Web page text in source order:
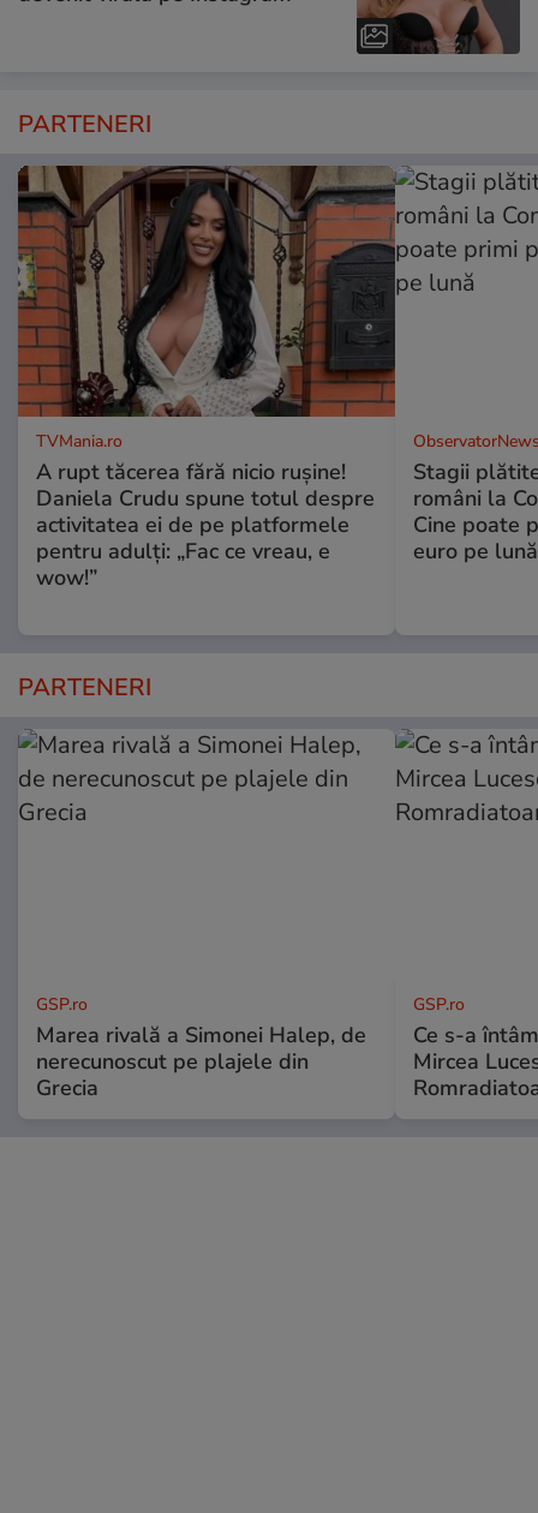
PARTENERI
TVMania.ro
A rupt tăcerea fără nicio rușine!
Daniela Crudu spune totul despre
activitatea ei de pe platformele
pentru adulți: „Fac ce vreau, e
wow!”
Stagii
români la
Cine poate
euro pe lună
PARTENERI
GSP.ro
Marea rivală a Simonei Halep, de
nerecunoscut pe plajele din
Grecia
GSP.ro
Ce s-a
Mircea